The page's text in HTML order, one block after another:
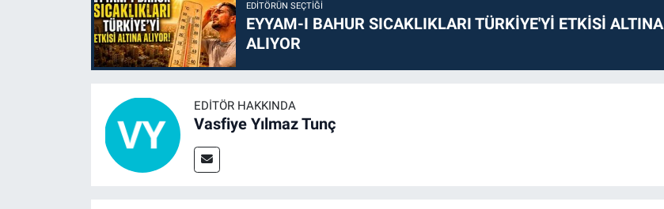
EDITÖRÜN SEÇTIĞI
EYYAM-I BAHUR SICAKLIKLARI TÜRKİYE'Yİ ETKİSİ ALTINA
ALIYOR
EDITÖR HAKKINDA
Vasfiye Yılmaz Tunç